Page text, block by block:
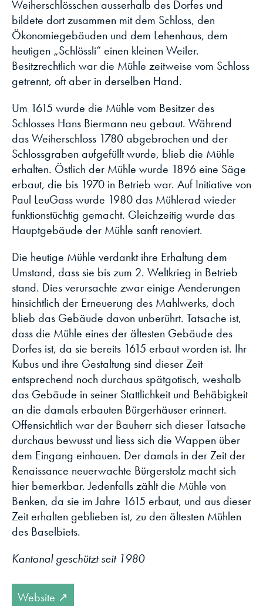
Weiherschlösschen ausserhalb des Dorfes und
bildete dort zusammen mit dem Schloss, den
Ökonomiegebäuden und dem Lehenhaus, dem
heutigen „Schlössli“ einen kleinen Weiler.
Besitzrechtlich war die Mühle zeitweise vom Schloss
getrennt, oft aber in derselben Hand.
Um 1615 wurde die Mühle vom Besitzer des
Schlosses Hans Biermann neu gebaut. Während
das Weiherschloss 1780 abgebrochen und der
Schlossgraben aufgefüllt wurde, blieb die Mühle
erhalten. Östlich der Mühle wurde 1896 eine Säge
erbaut, die bis 1970 in Betrieb war. Auf Initiative von
Paul LeuGass wurde 1980 das Mühlerad wieder
funktionstüchtig gemacht. Gleichzeitig wurde das
Hauptgebäude der Mühle sanft renoviert.
Die heutige Mühle verdankt ihre Erhaltung dem
Umstand, dass sie bis zum 2. Weltkrieg in Betrieb
stand. Dies verursachte zwar einige Aenderungen
hinsichtlich der Erneuerung des Mahlwerks, doch
blieb das Gebäude davon unberührt. Tatsache ist,
dass die Mühle eines der ältesten Gebäude des
Dorfes ist, da sie bereits 1615 erbaut worden ist. Ihr
Kubus und ihre Gestaltung sind dieser Zeit
entsprechend noch durchaus spätgotisch, weshalb
das Gebäude in seiner Stattlichkeit und Behäbigkeit
an die damals erbauten Bürgerhäuser erinnert.
Offensichtlich war der Bauherr sich dieser Tatsache
durchaus bewusst und liess sich die Wappen über
dem Eingang einhauen. Der damals in der Zeit der
Renaissance neuerwachte Bürgerstolz macht sich
hier bemerkbar. Jedenfalls zählt die Mühle von
Benken, da sie im Jahre 1615 erbaut, und aus dieser
Zeit erhalten geblieben ist, zu den ältesten Mühlen
des Baselbiets.
Kantonal geschützt seit 1980
Website ↗